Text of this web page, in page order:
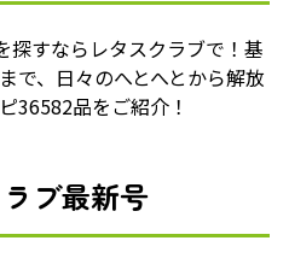
探すならレタスクラブで！基
で、日々のへとへとから解放
36582品をご紹介！
ブ最新号